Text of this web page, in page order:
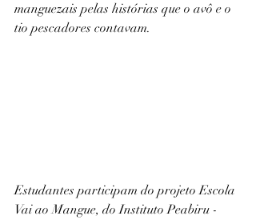
manguezais pelas histórias que o avô e o
tio pescadores contavam.
Estudantes participam do projeto Escola
Vai ao Mangue, do Instituto Peabiru -